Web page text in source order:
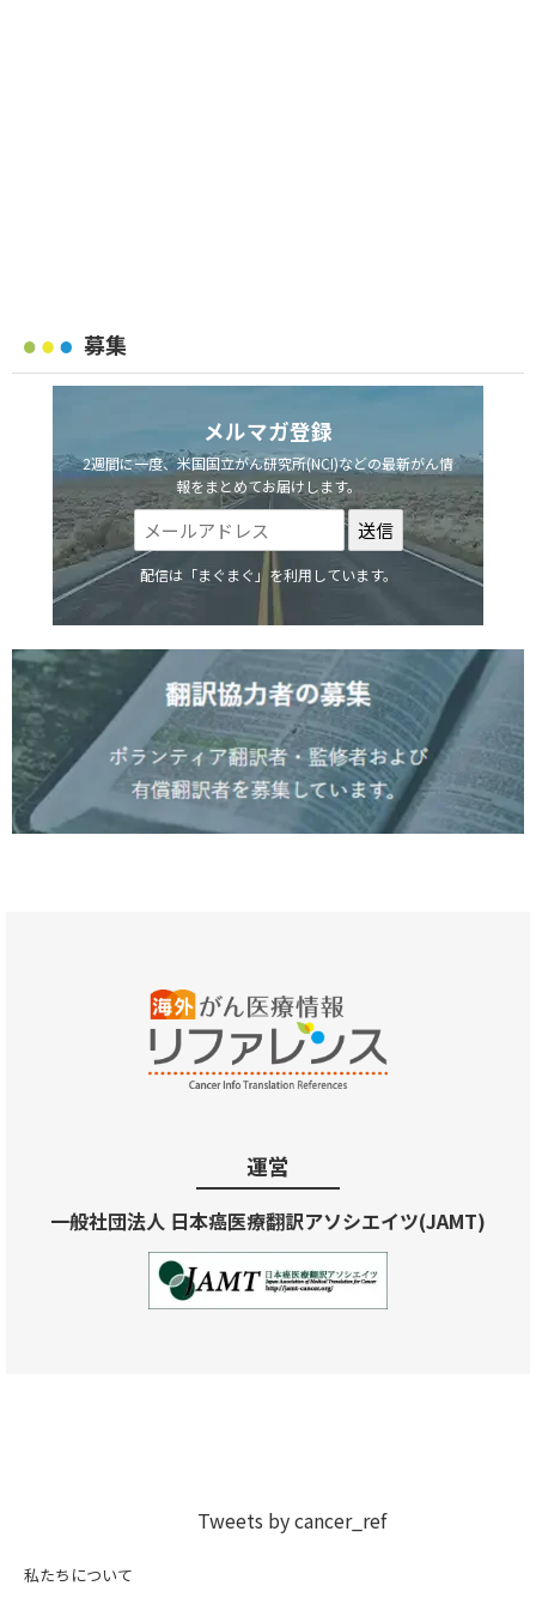
募集
メルマガ登録
2週間に一度、米国国立がん研究所(NCI)などの最新がん情
報をまとめてお届けします。
配信は「まぐまぐ」を利用しています。
運営
一般社団法人 日本癌医療翻訳アソシエイツ(JAMT)
Tweets by cancer_ref
私たちについて